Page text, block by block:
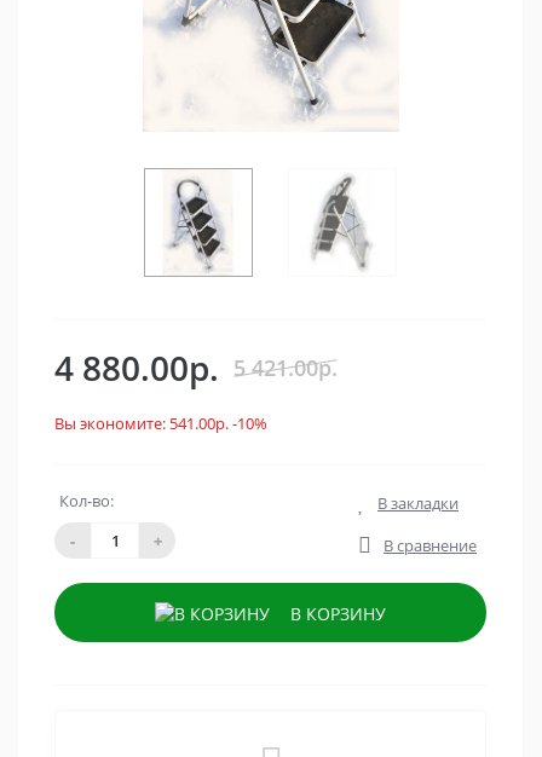
4 880.00р. 5 421.00р.
Вы экономите: 541.00р.-10%
Кол-во:
-
+
В закладки
В сравнение
В КОРЗИНУ